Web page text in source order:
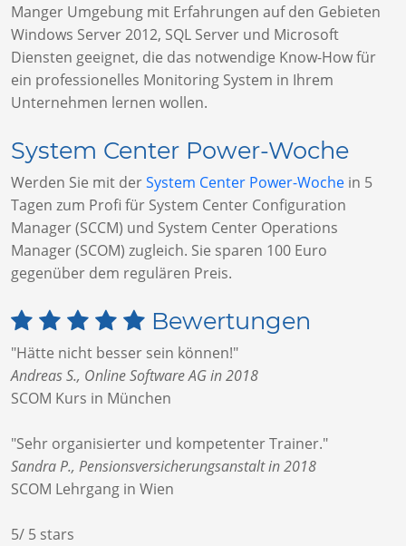
Manger Umgebung mit Erfahrungen auf den Gebieten
Windows Server 2012, SQL Server und Microsoft
Diensten geeignet, die das notwendige Know-How für
ein professionelles Monitoring System in Ihrem
Unternehmen lernen wollen.
System Center Power-Woche
Werden Sie mit derSystem Center Power-Woche in 5
Tagen zum Profi für System Center Configuration
Manager (SCCM) und System Center Operations
Manager (SCOM) zugleich. Sie sparen 100 Euro
gegenüber dem regulären Preis.
Bewertungen
"Hätte nicht besser sein können!"
Andreas S., Online Software AG in 2018
SCOM Kurs in München
"Sehr organisierter und kompetenter Trainer."
Sandra P., Pensionsversicherungsanstalt in 2018
SCOM Lehrgang in Wien
5/ 5 stars